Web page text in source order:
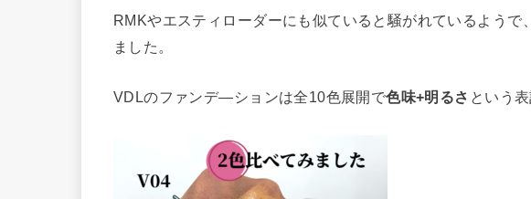
RMKやエスティローダーにも似ていると騒がれているようで
ました。
VDLのファンデ―ションは全10色展開で色味+明るさ という